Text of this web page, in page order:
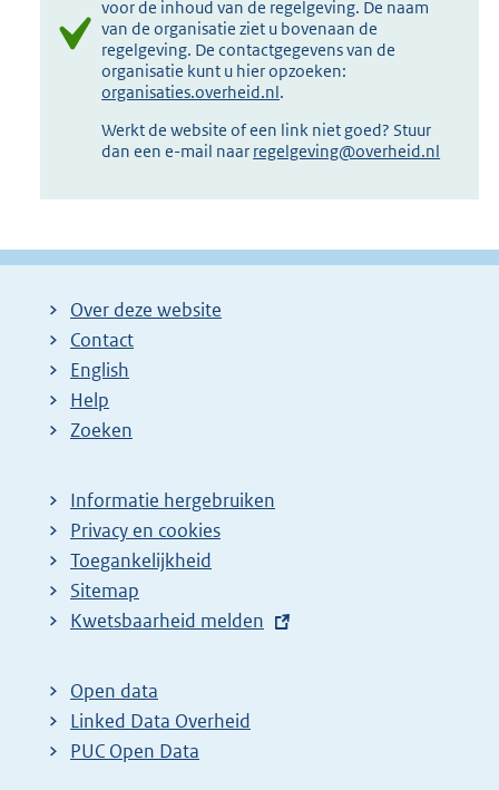
voor de inhoud van de regelgeving. De naam
van de organisatie ziet u bovenaan de
regelgeving. De contactgegevens van de
organisatie kunt u hier opzoeken:
organisaties.overheid.nl.
Werkt de website of een link niet goed? Stuur
dan een e-mail naar regelgeving@overheid.nl
Over deze website
Contact
English
Help
Zoeken
Informatie hergebruiken
Privacy en cookies
Toegankelijkheid
Sitemap
E
t
e
r
Kwetsbaarheid melden
Open data
Linked Data Overheid
PUC Open Data